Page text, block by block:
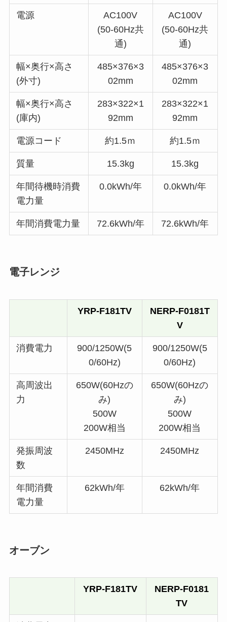
電源
AC100V
(50-60Hz共
通)
AC100V
(50-60Hz共
通)
幅×奥行×高さ
(外寸)
485×376×3
02mm
485×376×3
02mm
幅×奥行×高さ
(庫内)
283×322×1
92mm
283×322×1
92mm
電源コード 約1.5ｍ 約1.5ｍ
質量 15.3kg 15.3kg
年間待機時消費
電力量
0.0kWh/年 0.0kWh/年
年間消費電力量 72.6kWh/年 72.6kWh/年
電子レンジ
YRP-F181TV
NERP-F0181T
V
消費電力
900/1250W(5
0/60Hz)
900/1250W(5
0/60Hz)
高周波出
力
650W(60Hzの
み)
500W
200W相当
650W(60Hzの
み)
500W
200W相当
発振周波
数
2450MHz 2450MHz
年間消費
電力量
62kWh/年 62kWh/年
オーブン
YRP-F181TV
NERP-F0181
TV